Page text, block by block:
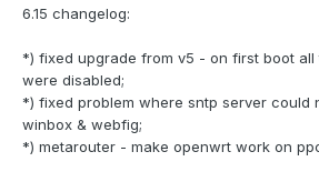
6.15 changelog:
*) fixed upgrade from v5 - on first boot
were disabled;
*) fixed problem where sntp server could
winbox & webfig;
*) metarouter - make openwrt work on